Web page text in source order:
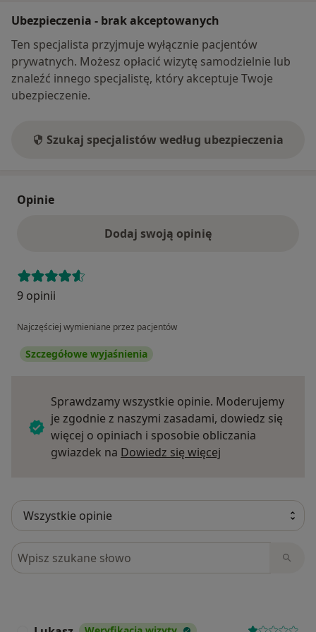
Ubezpieczenia - brak akceptowanych
Ten specjalista przyjmuje wyłącznie pacjentów
prywatnych. Możesz opłacić wizytę samodzielnie lub
znaleźć innego specjalistę, który akceptuje Twoje
ubezpieczenie.
Szukaj specjalistów według ubezpieczenia
Opinie
Dodaj swoją opinię
9 opinii
Najczęściej wymieniane przez pacjentów
Szczegółowe wyjaśnienia
Sprawdzamy wszystkie opinie. Moderujemy
je zgodnie z naszymi zasadami, dowiedz się
więcej o opiniach i sposobie obliczania
gwiazdek na Dowiedz się więcej
Szukaj w opiniach